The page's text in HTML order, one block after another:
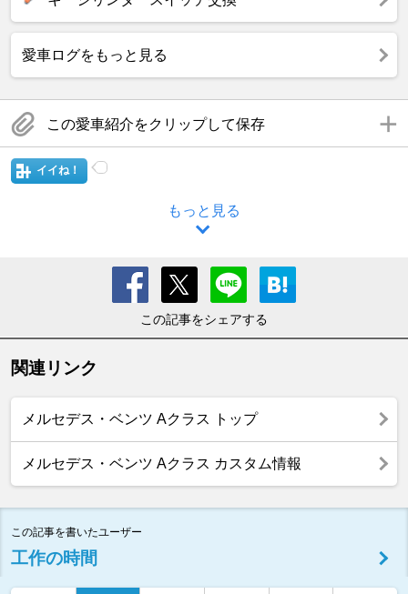
愛車ログをもっと見る
この愛車紹介をクリップして保存
イイね！
もっと見る
この記事をシェアする
関連リンク
メルセデス・ベンツ Aクラス トップ
メルセデス・ベンツ Aクラス カスタム情報
この記事を書いたユーザー
工作の時間